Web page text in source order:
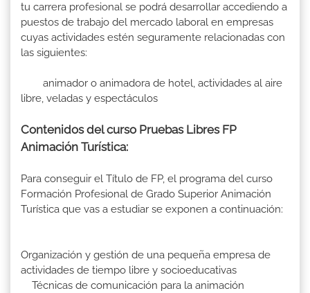
tu carrera profesional se podrá desarrollar accediendo a
puestos de trabajo del mercado laboral en empresas
cuyas actividades estén seguramente relacionadas con
las siguientes:
animador o animadora de hotel, actividades al aire
libre, veladas y espectáculos
Contenidos del curso Pruebas Libres FP
Animación Turística:
Para conseguir el Título de FP, el programa del curso
Formación Profesional de Grado Superior Animación
Turística que vas a estudiar se exponen a continuación:
Organización y gestión de una pequeña empresa de
actividades de tiempo libre y socioeducativas
Técnicas de comunicación para la animación